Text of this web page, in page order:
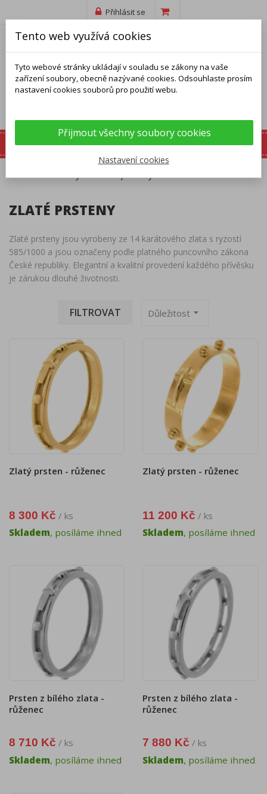
Přihlásit se
Domů Prsteny Zlaté prsteny
ZLATÉ PRSTENY
Zlaté prsteny jsou vyrobeny ze 14 karátového zlata s ryzostí
585/1000 a jsou označeny podle platného puncovního zákona
České republiky. Elegantní a kvalitní provedení každého přívěsku
je zárukou dlouhé životnosti.
FILTROVAT Důležitost arrow_drop_down
Zlatý prsten - růženec
8 300 Kč / ks
Skladem, posíláme ihned
Zlatý prsten - růženec
11 200 Kč / ks
Skladem, posíláme ihned
Prsten z bílého zlata -
růženec
8 710 Kč / ks
Skladem, posíláme ihned
Prsten z bílého zlata -
růženec
7 880 Kč / ks
Skladem, posíláme ihned
Tento web využívá cookies
Tyto webové stránky ukládají v souladu se zákony na vaše
zařízení soubory, obecně nazývané cookies. Odsouhlaste prosím
nastavení cookies souborů pro použití webu.
Přijmout všechny soubory cookies
Nastavení cookies